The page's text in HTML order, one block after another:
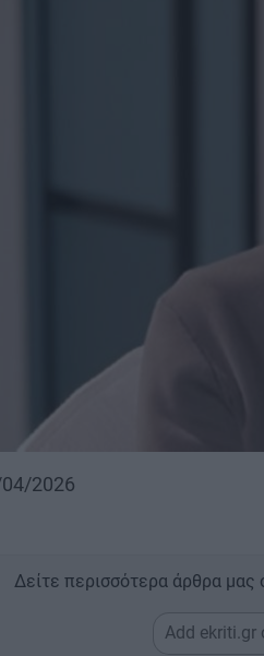
2026
Δείτε περισσότερα άρθρα
Add ekriti.gr